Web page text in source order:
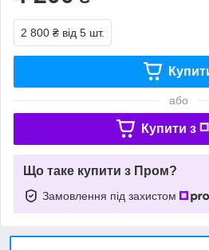
2 800 ₴ від 5 шт.
або
Купити з
Що таке купити з Пром?
Замовлення під захистом